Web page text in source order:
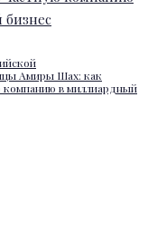
Амиры Шах: как
компанию в миллиардный